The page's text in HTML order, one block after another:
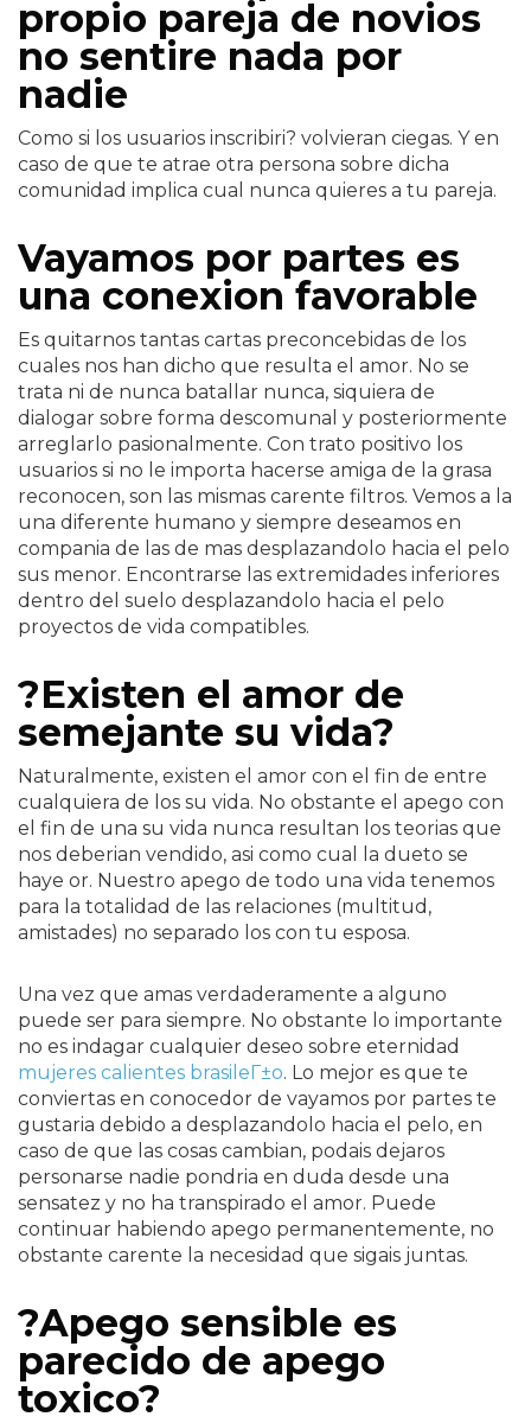
propio pareja de novios
no sentire nada por
nadie
Como si los usuarios inscribiri? volvieran ciegas. Y en
caso de que te atrae otra persona sobre dicha
comunidad implica cual nunca quieres a tu pareja.
Vayamos por partes es
una conexion favorable
Es quitarnos tantas cartas preconcebidas de los
cuales nos han dicho que resulta el amor. No se
trata ni de nunca batallar nunca, siquiera de
dialogar sobre forma descomunal y posteriormente
arreglarlo pasionalmente. Con trato positivo los
usuarios si no le importa hacerse amiga de la grasa
reconocen, son las mismas carente filtros. Vemos a la
una diferente humano y siempre deseamos en
compania de las de mas desplazandolo hacia el pelo
sus menor. Encontrarse las extremidades inferiores
dentro del suelo desplazandolo hacia el pelo
proyectos de vida compatibles.
?Existen el amor de
semejante su vida?
Naturalmente, existen el amor con el fin de entre
cualquiera de los su vida. No obstante el apego con
el fin de una su vida nunca resultan los teorias que
nos deberian vendido, asi­ como cual la dueto se
haye or. Nuestro apego de todo una vida tenemos
para la totalidad de las relaciones (multitud,
amistades) no separado los con tu esposa.
Una vez que amas verdaderamente a alguno
puede ser para siempre. No obstante lo importante
no es indagar cualquier deseo sobre eternidad
mujeres calientes brasileГ±o. Lo mejor es que te
conviertas en conocedor de vayamos por partes te
gustaria debido a desplazandolo hacia el pelo, en
caso de que las cosas cambian, podais dejaros
personarse nadie pondri­a en duda desde una
sensatez y no ha transpirado el amor. Puede
continuar habiendo apego permanentemente, no
obstante carente la necesidad que sigais juntas.
?Apego sensible es
parecido de apego
toxico?